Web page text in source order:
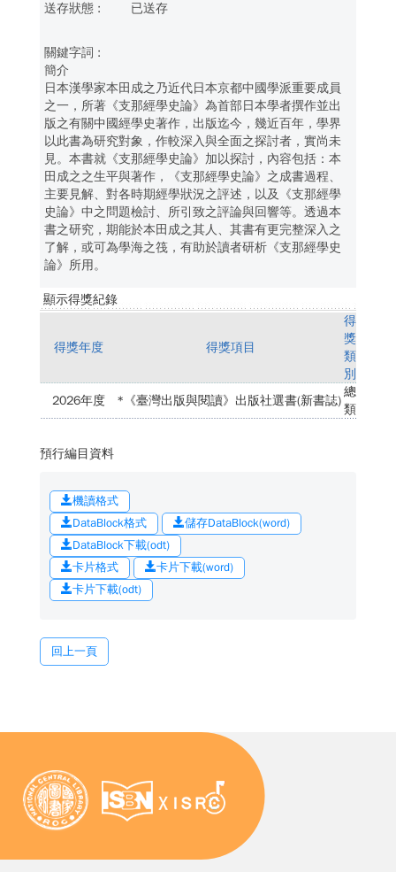
已送存
簡介
日本漢學家本田成之乃近代日本京都中國學派重要成員
之一，所著《支那經學史論》為首部日本學者撰作並出
版之有關中國經學史著作，出版迄今，幾近百年，學界
以此書為研究對象，作較深入與全面之探討者，實尚未
見。本書就《支那經學史論》加以探討，內容包括：本
田成之之生平與著作，《支那經學史論》之成書過程、
主要見解、對各時期經學狀況之評述，以及《支那經學
史論》中之問題檢討、所引致之評論與回響等。透過本
書之研究，期能於本田成之其人、其書有更完整深入之
了解，或可為學海之筏，有助於讀者研析《支那經學史
論》所用。
顯示得獎紀錄
得獎年度 得獎項目
得
獎
類
別
2026年度
*《臺灣出版與閱讀》出版社選書(新書誌)
總
類
預行編目資料
機讀格式
DataBlock格式
儲存DataBlock(word)
DataBlock下載(odt)
卡片格式
卡片下載(word)
卡片下載(odt)
回上一頁